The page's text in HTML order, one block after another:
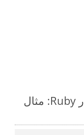
نحوه تبدیل OTT to PDFA در Ruby: مثال